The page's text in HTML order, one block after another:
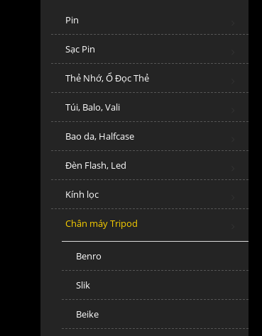
Pin
Sạc Pin
Thẻ Nhớ, Ổ Đọc Thẻ
Túi, Balo, Vali
Bao da, Halfcase
Đèn Flash, Led
Kính lọc
Chân máy Tripod
Benro
Slik
Beike